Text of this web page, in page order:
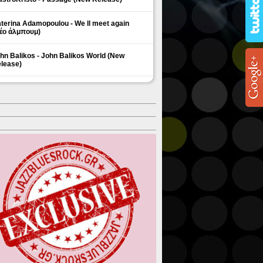
Adamopoulou - We ll meet again
άλμπουμ)
Balikos - John Balikos World (New